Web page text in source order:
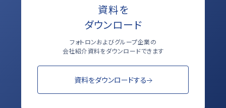
資料を
ダウンロード
フォトロンおよびグループ企業の
会社紹介資料をダウンロードできます
資料をダウンロードする